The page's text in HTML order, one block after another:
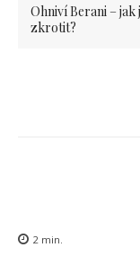
Ohniví Berani – jak
zkrotit?
2 min.